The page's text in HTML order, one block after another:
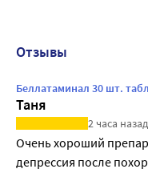
Отзывы
Беллатаминал 30 шт.
Таня
2 часа назад
Очень хороший
депрессия после